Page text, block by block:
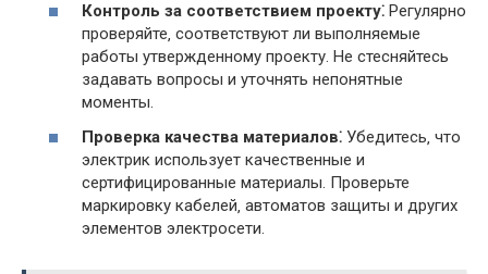
Контроль за соответствием проекту⁚ Регулярно
проверяйте‚ соответствуют ли выполняемые
работы утвержденному проекту. Не стесняйтесь
задавать вопросы и уточнять непонятные
моменты.
Проверка качества материалов⁚ Убедитесь‚ что
электрик использует качественные и
сертифицированные материалы. Проверьте
маркировку кабелей‚ автоматов защиты и других
элементов электросети.